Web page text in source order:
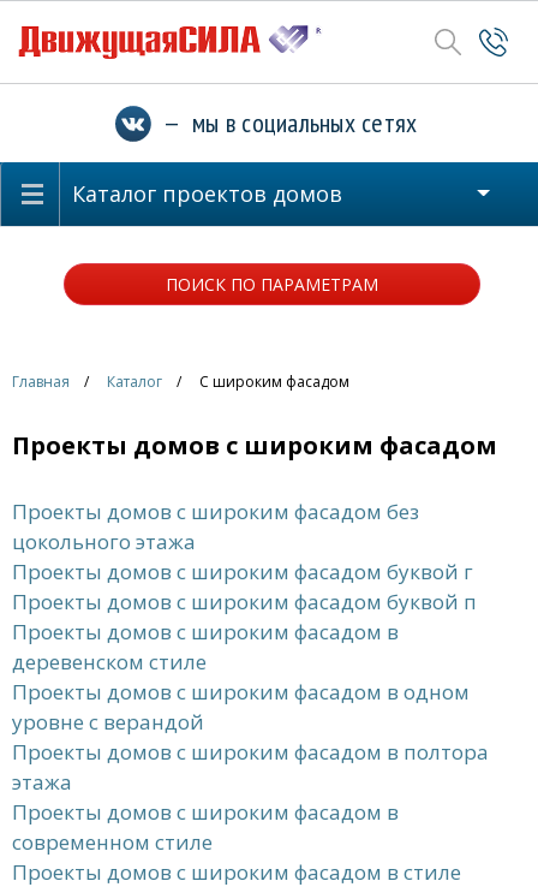
— мы в социальных сетях
Каталог проектов домов
ПОИСК ПО ПАРАМЕТРАМ
Главная Каталог С широким фасадом
Проекты домов с широким фасадом
Проекты домов с широким фасадом без
цокольного этажа
Проекты домов с широким фасадом буквой г
Проекты домов с широким фасадом буквой п
Проекты домов с широким фасадом в
деревенском стиле
Проекты домов с широким фасадом в одном
уровне с верандой
Проекты домов с широким фасадом в полтора
этажа
Проекты домов с широким фасадом в
современном стиле
Проекты домов с широким фасадом в стиле